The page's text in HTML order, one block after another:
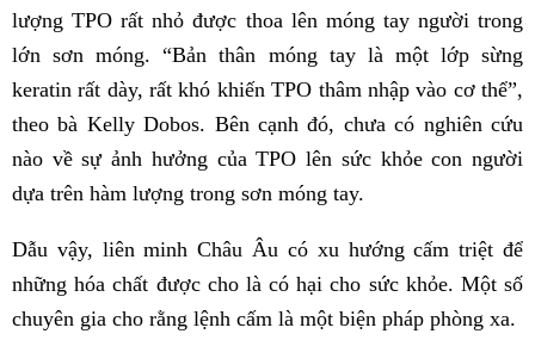
lượng TPO rất nhỏ được thoa lên móng tay người trong
lớn sơn móng. “Bản thân móng tay là một lớp sừng
keratin rất dày, rất khó khiến TPO thâm nhập vào cơ thể”,
theo bà Kelly Dobos. Bên cạnh đó, chưa có nghiên cứu
nào về sự ảnh hưởng của TPO lên sức khỏe con người
dựa trên hàm lượng trong sơn móng tay.
Dẫu vậy, liên minh Châu Âu có xu hướng cấm triệt để
những hóa chất được cho là có hại cho sức khỏe. Một số
chuyên gia cho rằng lệnh cấm là một biện pháp phòng xa.